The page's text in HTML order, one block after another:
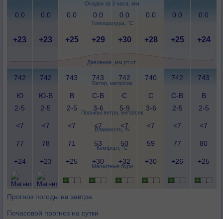
Осадки за 3 часа, мм
Температура, °C
Давление, мм рт.ст.
Ветер, метр/сек
Порывы ветра, метр/сек
Влажность, %
Комфорт, °C
Магнитные бури
0.0 0.0 0.0 0.0 0.0 0.0 0.0 0.0
+23 +23 +25 +29 +30 +28 +25 +24
742 742 743 743 742 740 742 743
Ю
2-5
Ю-В
2-5
В
2-5
С-В
3-6
С
5-9
С
3-6
С-В
2-5
В
2-5
<7 <7 <7 <7 <7 <7 <7 <7
77 78 71 53 50 59 77 80
+24 +23 +25 +30 +32 +30 +26 +25
Прогноз погоды на завтра
Почасовой прогноз на сутки